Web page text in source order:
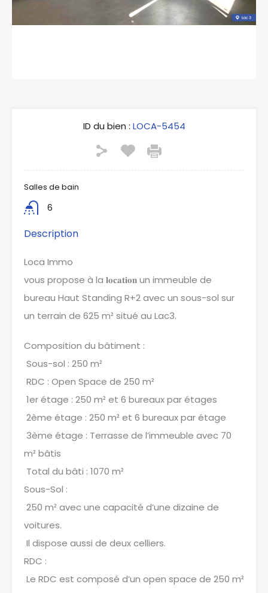
ID du bien : LOCA-5454
Salles de bain
6
Description
Loca Immo
vous propose à la 𝐥𝐨𝐜𝐚𝐭𝐢𝐨𝐧 un immeuble de
bureau Haut Standing R+2 avec un sous-sol sur
un terrain de 625 m² situé au Lac3.
Composition du bâtiment :
Sous-sol : 250 m²
RDC : Open Space de 250 m²
1er étage : 250 m² et 6 bureaux par étages
2ème étage : 250 m² et 6 bureaux par étage
3ème étage : Terrasse de l’immeuble avec 70
m² bâtis
Total du bâti : 1070 m²
Sous-Sol :
250 m² avec une capacité d’une dizaine de
voitures.
Il dispose aussi de deux celliers.
RDC :
Le RDC est composé d’un open space de 250 m²